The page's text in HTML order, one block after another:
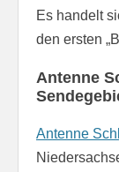
Es handelt
den ersten
Antenne
Antenne